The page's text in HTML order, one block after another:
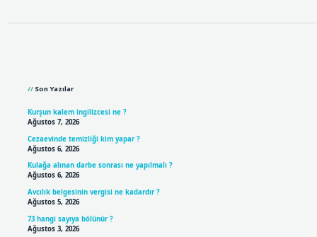
Son Yazılar
Kurşun kalem ingilizcesi ne ?
Ağustos 7, 2026
Cezaevinde temizliği kim yapar ?
Ağustos 6, 2026
Kulağa alınan darbe sonrası ne yapılmalı ?
Ağustos 6, 2026
Avcılık belgesinin vergisi ne kadardır ?
Ağustos 5, 2026
73 hangi sayıya bölünür ?
Ağustos 3, 2026